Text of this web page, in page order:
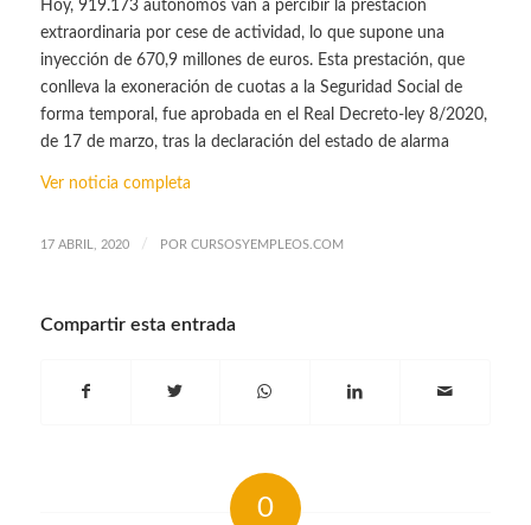
Hoy, 919.173 autónomos van a percibir la prestación
extraordinaria por cese de actividad, lo que supone una
inyección de 670,9 millones de euros. Esta prestación, que
conlleva la exoneración de cuotas a la Seguridad Social de
forma temporal, fue aprobada en el Real Decreto-ley 8/2020,
de 17 de marzo, tras la declaración del estado de alarma
Ver noticia completa
17 ABRIL, 2020 / POR CURSOSYEMPLEOS.COM
Compartir esta entrada
0